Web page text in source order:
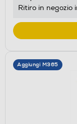
Ritiro in negozio
Aggiungi M365